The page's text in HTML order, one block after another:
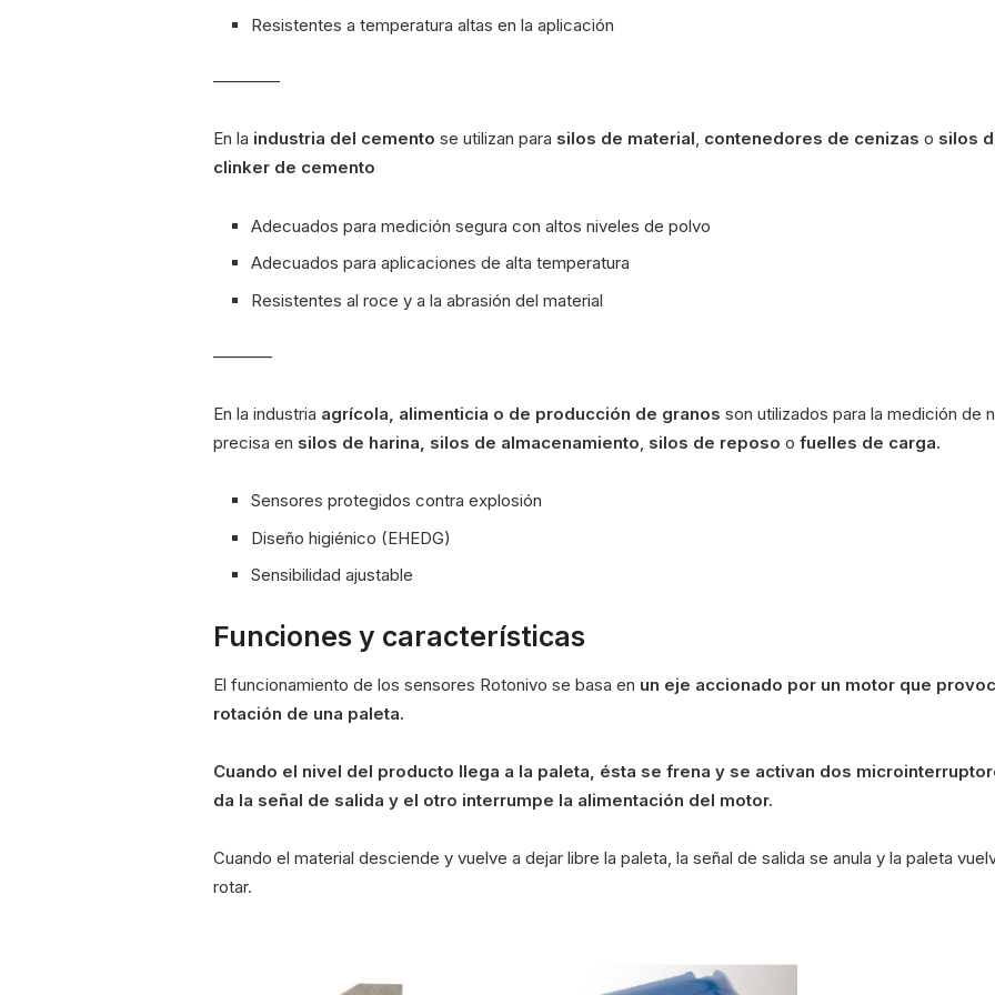
Resistentes a temperatura altas en la aplicación
————
En la industria del cemento se utilizan para silos de material, contenedores de cenizas o silos
clinker de cemento
Adecuados para medición segura con altos niveles de polvo
Adecuados para aplicaciones de alta temperatura
Resistentes al roce y a la abrasión del material
———–
En la industria agrícola, alimenticia o de producción de granos son utilizados para la medición de
precisa en silos de harina, silos de almacenamiento, silos de reposo o fuelles de carga.
Sensores protegidos contra explosión
Diseño higiénico (EHEDG)
Sensibilidad ajustable
Funciones y características
El funcionamiento de los sensores Rotonivo se basa en un eje accionado por un motor que
rotación de una paleta.
Cuando el nivel del producto llega a la paleta, ésta se frena y se activan dos
da la señal de salida y el otro interrumpe la alimentación del motor.
Cuando el material desciende y vuelve a dejar libre la paleta, la señal de salida se anula y la paleta
rotar.